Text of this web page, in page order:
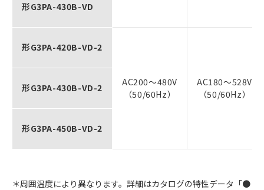
形G3PA-430B-VD
形G3PA-420B-VD-2
AC200～480V
（50/60Hz）
AC180～528V
（50/60Hz）
形G3PA-430B-VD-2
形G3PA-450B-VD-2
＊周囲温度により異なります。詳細はカタログの特性データ「●